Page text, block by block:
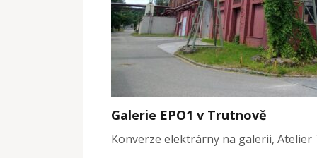
Galerie EPO1 v Trutnově
Konverze elektrárny na galerii, Atelier